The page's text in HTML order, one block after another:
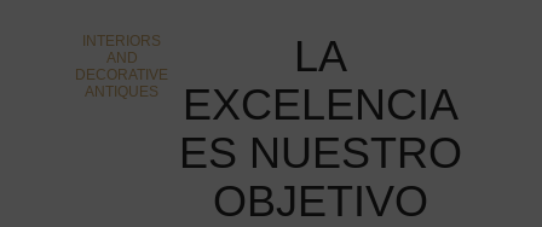
INTERIORS
AND
DECORATIVE
ANTIQUES
LA
EXCELENCIA
ES NUESTRO
OBJETIVO